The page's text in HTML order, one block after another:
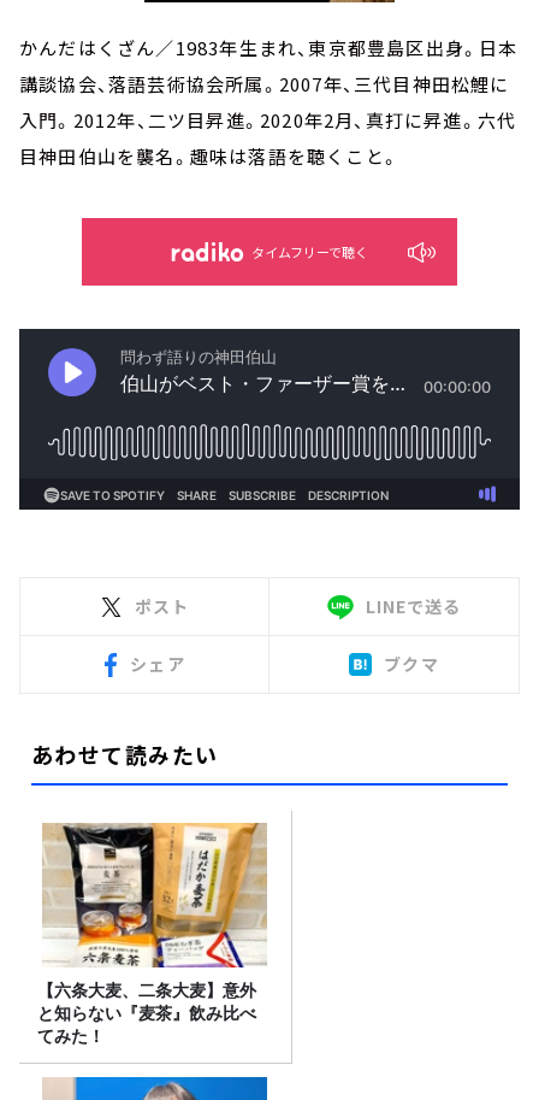
かんだはくざん／1983年生まれ、東京都豊島区出身。日本
講談協会、落語芸術協会所属。2007年、三代目神田松鯉に
入門。2012年、二ツ目昇進。2020年2月、真打に昇進。六代
目神田伯山を襲名。趣味は落語を聴くこと。
タイムフリーで聴く
ポスト LINEで送る
シェア ブクマ
あわせて読みたい
【六条大麦、二条大麦】意外
と知らない『麦茶』飲み比べ
てみた！